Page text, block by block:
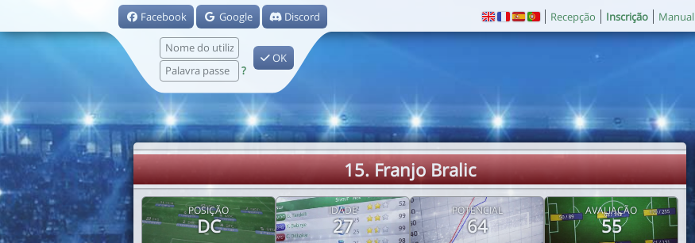
Facebook Google Discord
?
OK
Recepção Inscrição Manual
15. Franjo Bralic
POSIÇÃO
DC
IDADE
27
POTENCIAL
64
AVALIAÇÃO
55